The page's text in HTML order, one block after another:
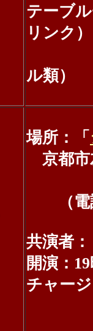
テーブ
リンク）
ル類）
場所：「
京都市
（電話
共演者
開演：
チャー